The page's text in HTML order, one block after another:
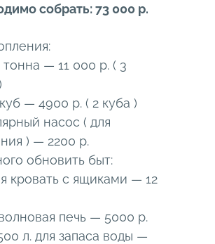
собрать: 73 000 р.
тонна — 11 000 р. ( 3
— 4900 р. ( 2 куба )
насос ( для
) — 2200 р.
обновить быт:
кровать с ящиками — 12
печь — 5000 р.
л. для запаса воды —